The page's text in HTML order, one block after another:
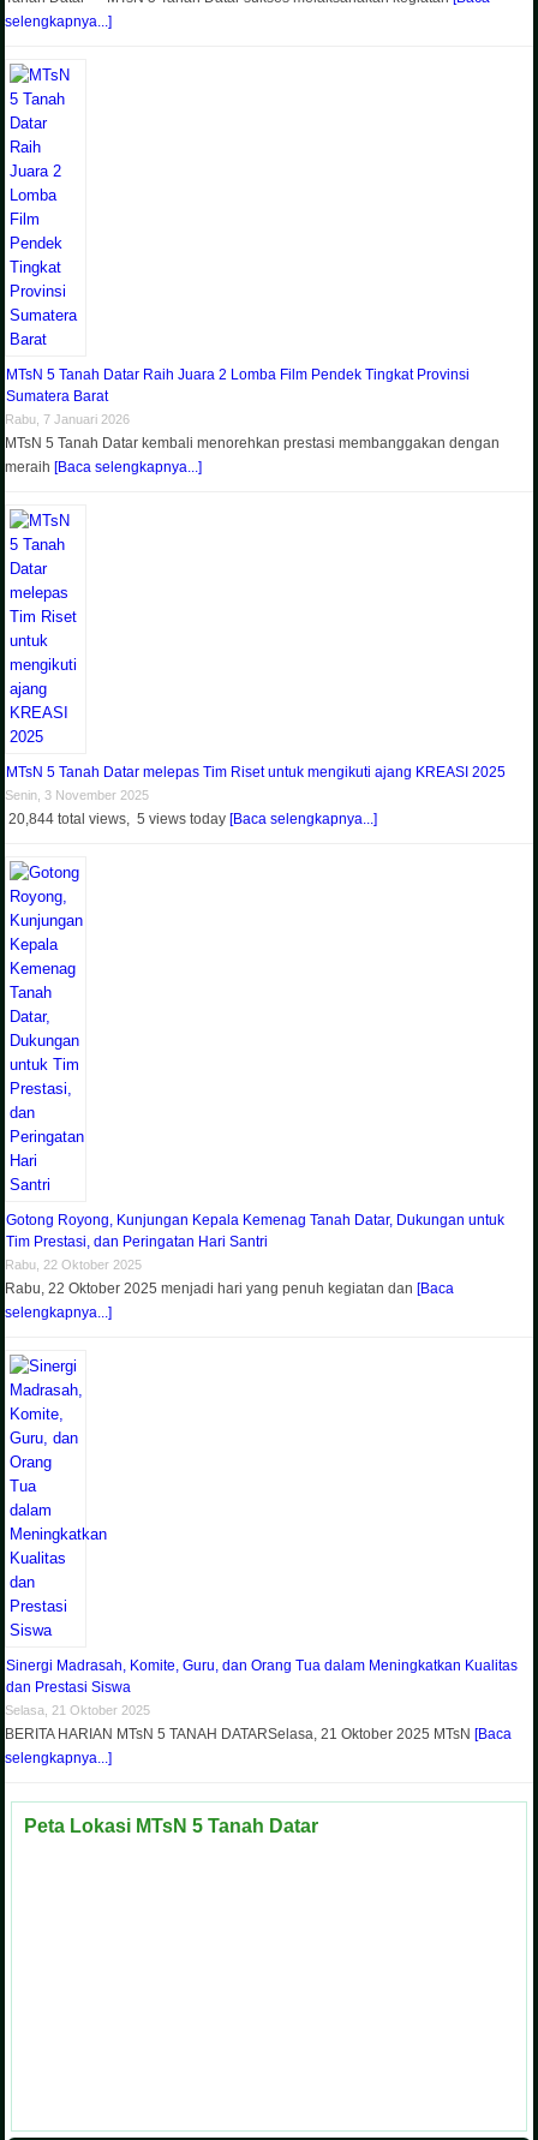
selengkapnya...]
MTsN 5 Tanah Datar Raih Juara 2 Lomba Film Pendek Tingkat Provinsi
Sumatera Barat
Rabu, 7 Januari 2026
MTsN 5 Tanah Datar kembali menorehkan prestasi membanggakan dengan
meraih[Baca selengkapnya...]
MTsN 5 Tanah Datar melepas Tim Riset untuk mengikuti ajang KREASI 2025
Senin, 3 November 2025
20,844 total views, 5 views today[Baca selengkapnya...]
Gotong Royong, Kunjungan Kepala Kemenag Tanah Datar, Dukungan untuk
Tim Prestasi, dan Peringatan Hari Santri
Rabu, 22 Oktober 2025
Rabu, 22 Oktober 2025 menjadi hari yang penuh kegiatan dan[Baca
selengkapnya...]
Sinergi Madrasah, Komite, Guru, dan Orang Tua dalam Meningkatkan Kualitas
dan Prestasi Siswa
Selasa, 21 Oktober 2025
BERITA HARIAN MTsN 5 TANAH DATARSelasa, 21 Oktober 2025 MTsN[Baca
selengkapnya...]
Peta Lokasi MTsN 5 Tanah Datar